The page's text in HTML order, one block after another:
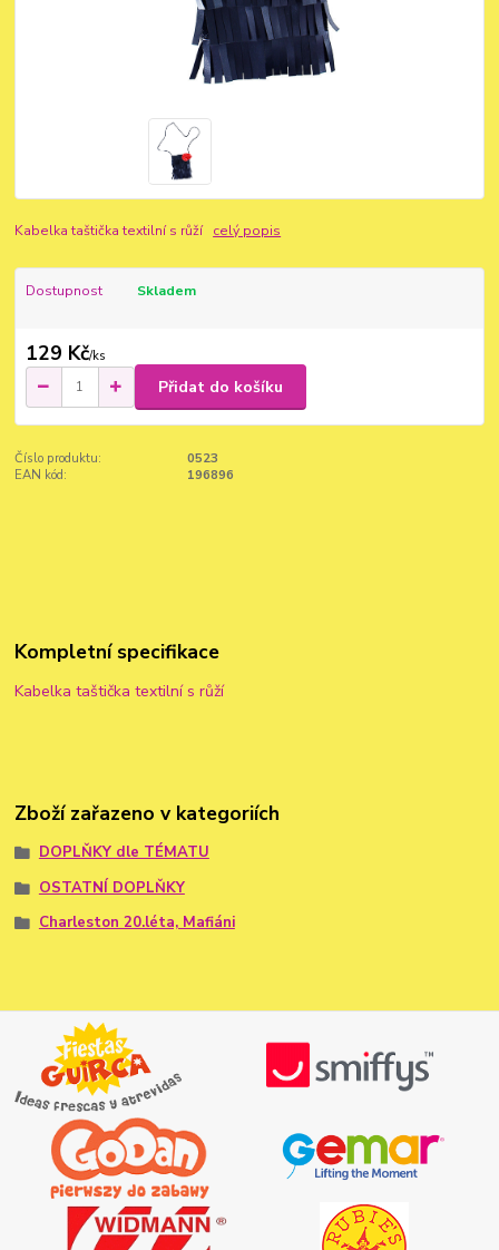
Kabelka taštička textilní s růží celý popis
Dostupnost Skladem
129 Kč/ks
Přidat do košíku
Číslo produktu:
0523
EAN kód:
196896
Kompletní specifikace
Kabelka taštička textilní s růží
Zboží zařazeno v kategoriích
DOPLŇKY dle TÉMATU
OSTATNÍ DOPLŇKY
Charleston 20.léta, Mafiáni